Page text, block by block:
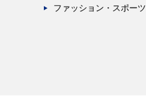
ファッション・スポーツ